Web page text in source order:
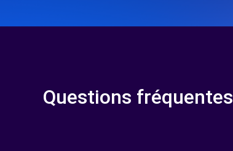
Questions fréquentes